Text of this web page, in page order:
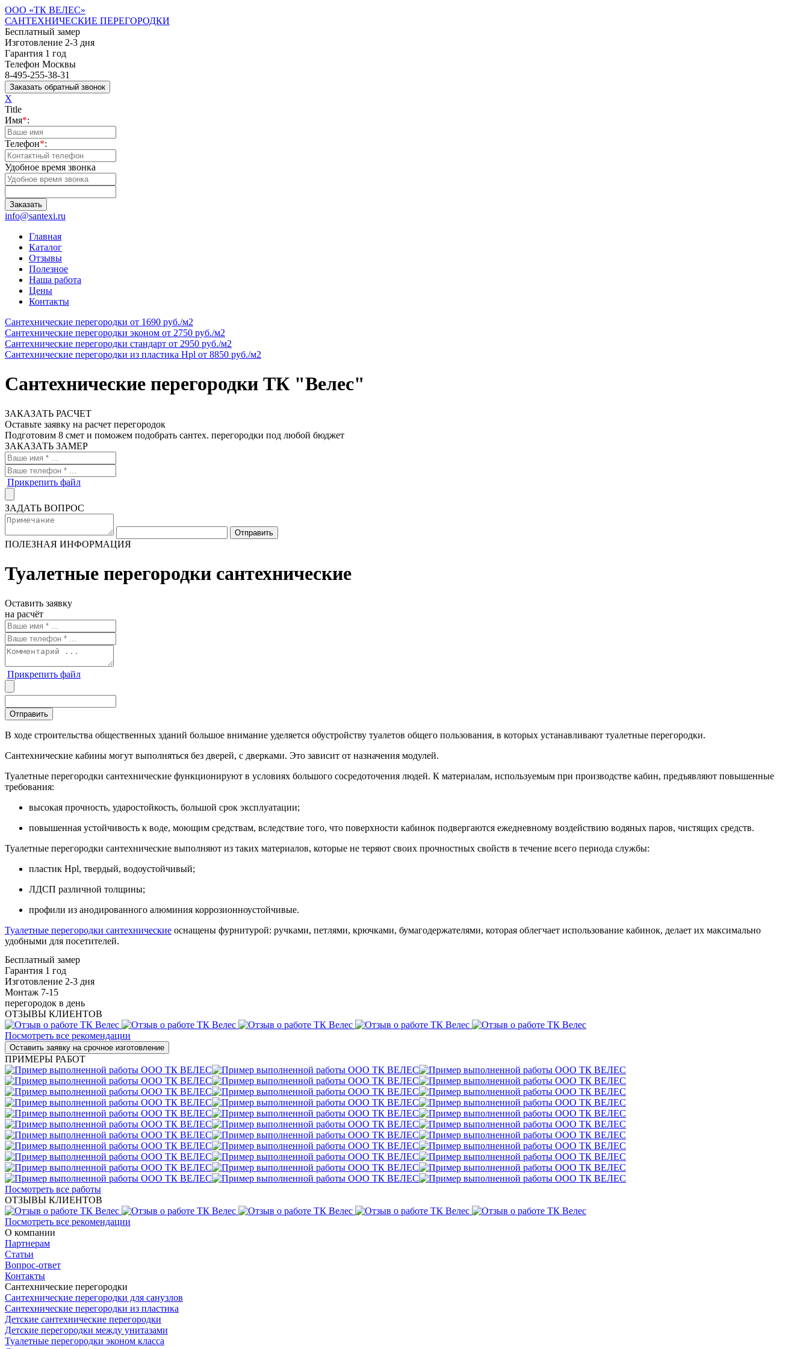
ООО «ТК ВЕЛЕС»
САНТЕХНИЧЕСКИЕ ПЕРЕГОРОДКИ
Бесплатный замер
Изготовление 2-3 дня
Гарантия 1 год
Телефон Москвы
8-495-255-38-31
X
Title
Имя*:
Телефон*:
Удобное время звонка
info@santexi.ru
Главная
Каталог
Отзывы
Полезное
Наша работа
Цены
Контакты
Сантехнические перегородки от 1690 руб./м2
Cантехнические перегородки эконом от 2750 руб./м2
Сантехнические перегородки стандарт от 2950 руб./м2
Сантехнические перегородки из пластика Hpl от 8850 руб./м2
Сантехнические перегородки ТК "Велес"
ЗАКАЗАТЬ РАСЧЕТ
Оставьте заявку на расчет перегородок
Подготовим 8 смет и поможем подобрать сантех. перегородки под любой бюджет
ЗАКАЗАТЬ ЗАМЕР
Прикрепить файл
ЗАДАТЬ ВОПРОС
ПОЛЕЗНАЯ ИНФОРМАЦИЯ
Туалетные перегородки сантехнические
Оставить заявку
на расчёт
Прикрепить файл
В ходе строительства общественных зданий большое внимание уделяется обустройству туалетов общего пользования, в которых устанавливают туалетные перегородки.
Сантехнические кабины могут выполняться без дверей, с дверками. Это зависит от назначения модулей.
Туалетные перегородки сантехнические функционируют в условиях большого сосредоточения людей. К материалам, используемым при производстве кабин, предъявляют повышенные
требования:
высокая прочность, ударостойкость, большой срок эксплуатации;
повышенная устойчивость к воде, моющим средствам, вследствие того, что поверхности кабинок подвергаются ежедневному воздействию водяных паров, чистящих средств.
Туалетные перегородки сантехнические выполняют из таких материалов, которые не теряют своих прочностных свойств в течение всего периода службы:
пластик Hpl, твердый, водоустойчивый;
ЛДСП различной толщины;
профили из анодированного алюминия коррозионноустойчивые.
Туалетные перегородки сантехнические оснащены фурнитурой: ручками, петлями, крючками, бумагодержателями, которая облегчает использование кабинок, делает их максимально
удобными для посетителей.
Бесплатный замер
Гарантия 1 год
Изготовление 2-3 дня
Монтаж 7-15
перегородок в день
ОТЗЫВЫ КЛИЕНТОВ
Посмотреть все рекомендации
ПРИМЕРЫ РАБОТ
Посмотреть все работы
ОТЗЫВЫ КЛИЕНТОВ
Посмотреть все рекомендации
О компании
Партнерам
Статьи
Вопрос-ответ
Контакты
Сантехнические перегородки
Сантехнические перегородки для санузлов
Сантехнические перегородки из пластика
Детские сантехнические перегородки
Детские перегородки между унитазами
Туалетные перегородки эконом класса